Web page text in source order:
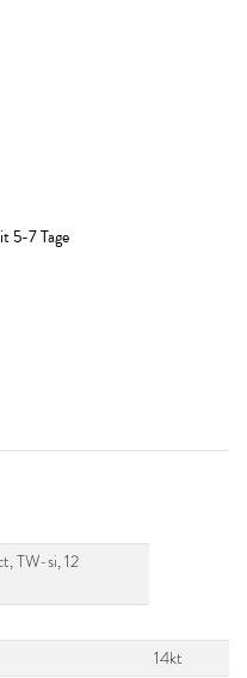
5-7 Tage
TW-si, 12
14kt